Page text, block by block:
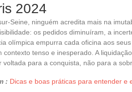
2024
Seine, ninguém acredita mais na
os pedidos diminuíram, a
olímpica empurra cada oficina aos
contexto tenso e inesperado. A
voltada para a conquista, não para a
: Dicas e boas práticas para entender e